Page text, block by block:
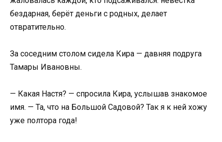
бездарная, берёт деньги с родных, делает
отвратительно.
За соседним столом сидела Кира — давняя подруга
Тамары Ивановны.
— Какая Настя? — спросила Кира, услышав знакомое
имя. — Та, что на Большой Садовой? Так я к ней хожу
уже полтора года!